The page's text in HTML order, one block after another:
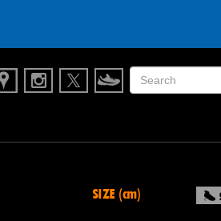
SIZE (cm)